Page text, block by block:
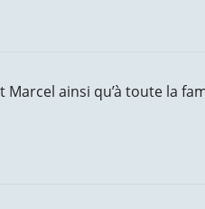
ainsi qu’à toute la